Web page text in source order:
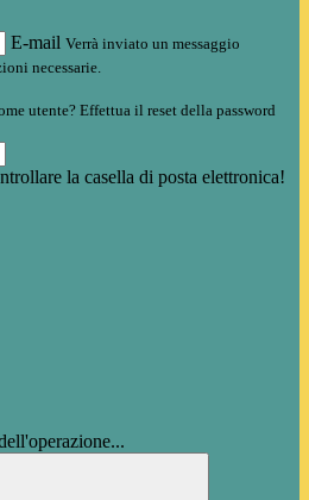
E-mail Verrà inviato un messaggio
necessarie.
utente? Effettua il reset della password
la casella di posta elettronica!